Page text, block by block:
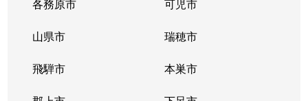
各務原市 可児市
山県市 瑞穂市
飛騨市 本巣市